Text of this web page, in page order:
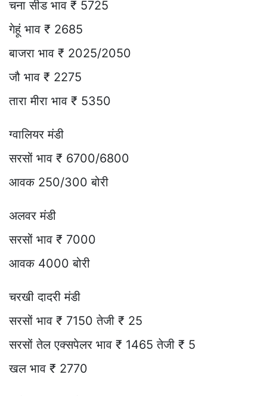
चना सीड भाव ₹ 5725
गेहूं भाव ₹ 2685
बाजरा भाव ₹ 2025/2050
जौ भाव ₹ 2275
तारा मीरा भाव ₹ 5350
ग्वालियर मंडी
सरसों भाव ₹ 6700/6800
आवक 250/300 बोरी
अलवर मंडी
सरसों भाव ₹ 7000
आवक 4000 बोरी
चरखी दादरी मंडी
सरसों भाव ₹ 7150 तेजी ₹ 25
सरसों तेल एक्सपेलर भाव ₹ 1465 तेजी ₹ 5
खल भाव ₹ 2770